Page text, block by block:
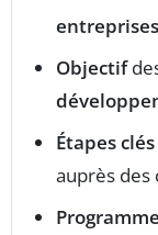
entreprises
Objectif
Étapes clés
auprès des